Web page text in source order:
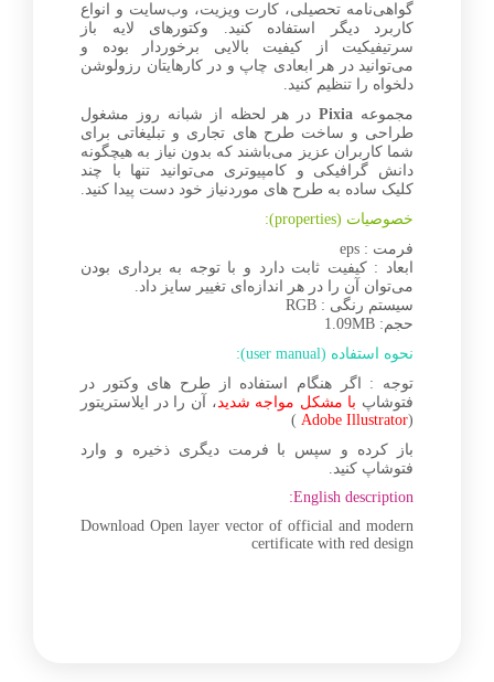
گواهی‌نامه تحصیلی، کارت ویزیت، وب‌سایت و انواع
کاربرد دیگر استفاده کنید. وکتورهای لایه باز
سرتیفیکیت از کیفیت بالایی برخوردار بوده و
می‌توانید در هر ابعادی چاپ و در کارهایتان رزولوشن
دلخواه را تنظیم کنید.
مجموعه Pixia در هر لحظه از شبانه روز مشغول
طراحی و ساخت طرح های تجاری و تبلیغاتی برای
شما کاربران عزیز می‌باشند که بدون نیاز به هیچگونه
دانش گرافیکی و کامپیوتری می‌توانید تنها با چند
کلیک ساده به طرح های موردنیاز خود دست پیدا کنید.
خصوصیات (properties):
فرمت : eps
ابعاد : کیفیت ثابت دارد و با توجه به برداری بودن
می‌توان آن را در هر اندازه‌ای تغییر سایز داد.
سیستم رنگی : RGB
حجم: 1.09MB
نحوه استفاده (user manual):
توجه : اگر هنگام استفاده از طرح های وکتور در
فتوشاپ با مشکل مواجه شدید، آن را در ایلاستریتور
(
Adobe Illustrator
)
باز کرده و سپس با فرمت دیگری ذخیره و وارد
فتوشاپ کنید.
English description:
Download Open layer vector of official and modern
certificate with red design